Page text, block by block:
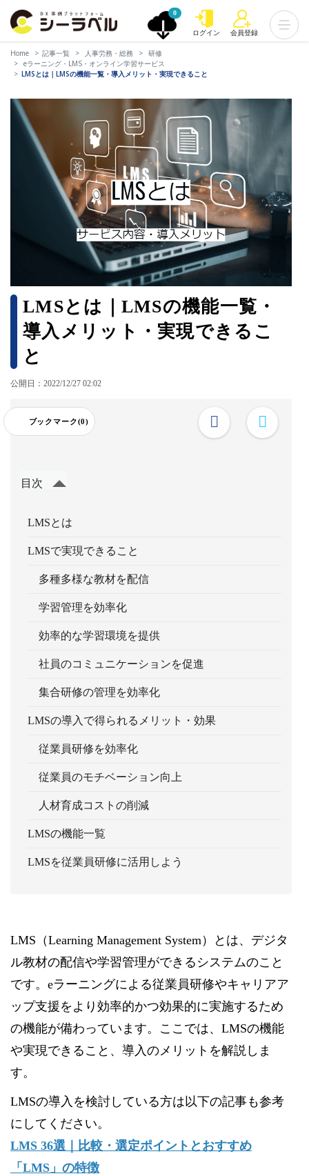
0
ログイン 会員登録
Home 記事一覧 人事労務・総務
研修
eラーニング・LMS・オンライン学習サービス
LMSとは｜LMSの機能一覧・導入メリット・実現できること
LMSとは｜LMSの機能一覧・
導入メリット・実現できるこ
と
公開日：2022/12/27 02:02
ブックマーク(0)
目次
LMSとは
LMSで実現できること
多種多様な教材を配信
学習管理を効率化
効率的な学習環境を提供
社員のコミュニケーションを促進
集合研修の管理を効率化
LMSの導入で得られるメリット・効果
従業員研修を効率化
従業員のモチベーション向上
人材育成コストの削減
LMSの機能一覧
LMSを従業員研修に活用しよう
LMS（Learning Management System）とは、デジタ
ル教材の配信や学習管理ができるシステムのこと
です。eラーニングによる従業員研修やキャリアア
ップ支援をより効率的かつ効果的に実施するため
の機能が備わっています。ここでは、LMSの機能
や実現できること、導入のメリットを解説しま
す。
LMSの導入を検討している方は以下の記事も参考
にしてください。
LMS 36選｜比較・選定ポイントとおすすめ
「LMS」の特徴